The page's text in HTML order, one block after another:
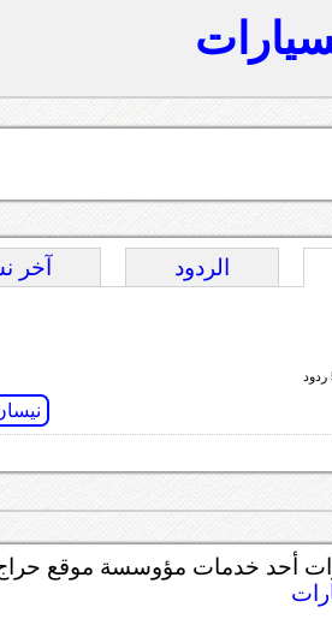
الردود آخر
أحد خدمات مؤوسسة موقع